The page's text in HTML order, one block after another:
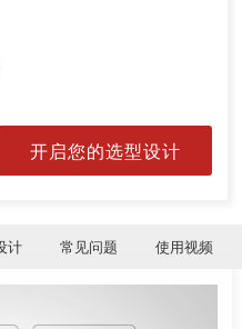
开启您的选型设计
计 常见问题 使用视频